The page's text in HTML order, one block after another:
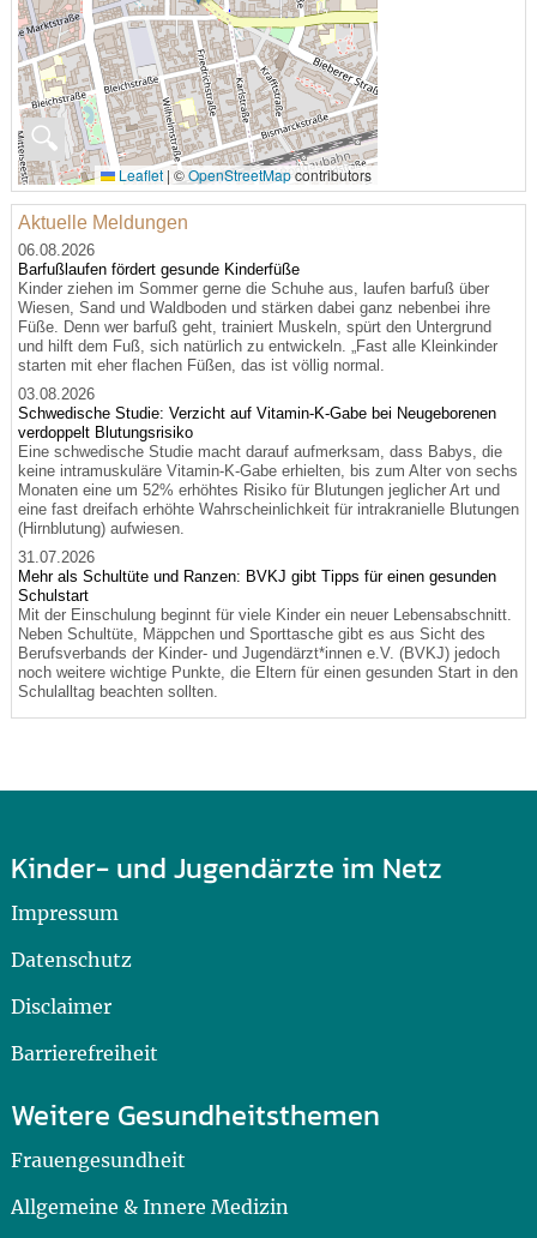
🔍
Leaflet | ©OpenStreetMapcontributors
Aktuelle Meldungen
06.08.2026
Barfußlaufen fördert gesunde Kinderfüße
Kinder ziehen im Sommer gerne die Schuhe aus, laufen barfuß über
Wiesen, Sand und Waldboden und stärken dabei ganz nebenbei ihre
Füße. Denn wer barfuß geht, trainiert Muskeln, spürt den Untergrund
und hilft dem Fuß, sich natürlich zu entwickeln. „Fast alle Kleinkinder
starten mit eher flachen Füßen, das ist völlig normal.
03.08.2026
Schwedische Studie: Verzicht auf Vitamin-K-Gabe bei Neugeborenen
verdoppelt Blutungsrisiko
Eine schwedische Studie macht darauf aufmerksam, dass Babys, die
keine intramuskuläre Vitamin-K-Gabe erhielten, bis zum Alter von sechs
Monaten eine um 52% erhöhtes Risiko für Blutungen jeglicher Art und
eine fast dreifach erhöhte Wahrscheinlichkeit für intrakranielle Blutungen
(Hirnblutung) aufwiesen.
31.07.2026
Mehr als Schultüte und Ranzen: BVKJ gibt Tipps für einen gesunden
Schulstart
Mit der Einschulung beginnt für viele Kinder ein neuer Lebensabschnitt.
Neben Schultüte, Mäppchen und Sporttasche gibt es aus Sicht des
Berufsverbands der Kinder- und Jugendärzt*innen e.V. (BVKJ) jedoch
noch weitere wichtige Punkte, die Eltern für einen gesunden Start in den
Schulalltag beachten sollten.
Kinder- und Jugendärzte im Netz
Impressum
Datenschutz
Disclaimer
Barrierefreiheit
Weitere Gesundheitsthemen
Frauengesundheit
Allgemeine & Innere Medizin